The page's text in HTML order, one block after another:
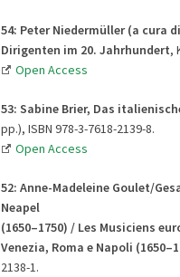
54: Peter Niedermüller (a cura
Dirigenten im 20. Jahrhundert,
Open Access
53: Sabine Brier, Das
pp.), ISBN 978-3-7618-2139-8.
Open Access
52: Anne-Madeleine Goulet/
Neapel
(1650–1750) / Les Musiciens
Venezia, Roma e Napoli
2138-1.